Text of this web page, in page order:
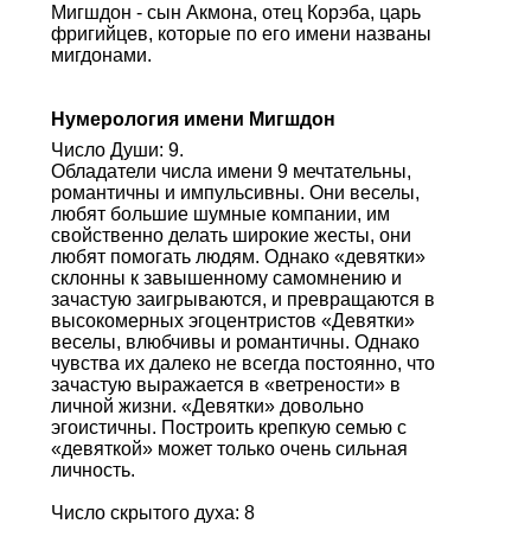
Мигшдон - сын Акмона, отец Корэба, царь
фригийцев, которые по его имени названы
мигдонами.
Нумерология имени Мигшдон
Число Души: 9.
Обладатели числа имени 9 мечтательны,
романтичны и импульсивны. Они веселы,
любят большие шумные компании, им
свойственно делать широкие жесты, они
любят помогать людям. Однако «девятки»
склонны к завышенному самомнению и
зачастую заигрываются, и превращаются в
высокомерных эгоцентристов «Девятки»
веселы, влюбчивы и романтичны. Однако
чувства их далеко не всегда постоянно, что
зачастую выражается в «ветрености» в
личной жизни. «Девятки» довольно
эгоистичны. Построить крепкую семью с
«девяткой» может только очень сильная
личность.
Число скрытого духа: 8